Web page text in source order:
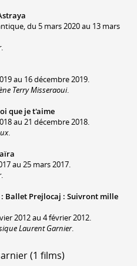
du 5 mars 2020 au 13 mars
.
au 16 décembre 2019.
Terry Misseraoui.
que je t'aime
au 21 décembre 2018.
.
au 25 mars 2017.
.
: Ballet Prejlocaj : Suivront mille
2012 au 4 février 2012.
Laurent Garnier.
(1 films)